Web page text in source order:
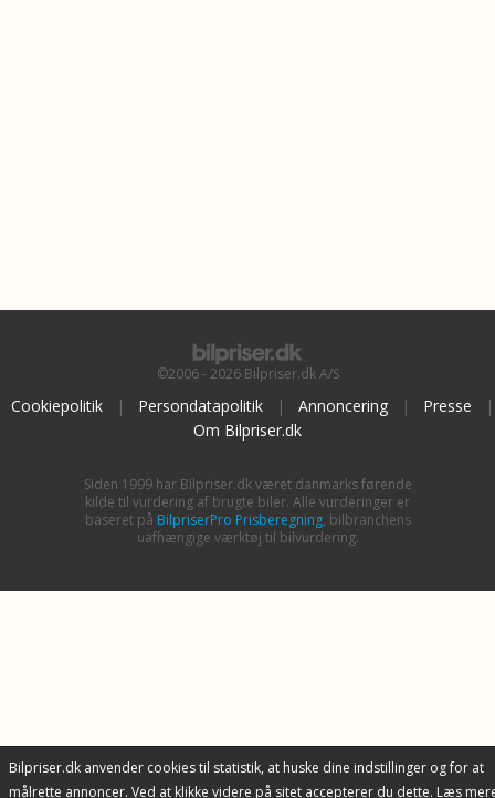
©2006 - 2026 Bilpriser.dk A/S
Cookiepolitik | Persondatapolitik | Annoncering | Presse
|
Om Bilpriser.dk
Siden 1999 har Bilpriser.dk været danmarks førende
kilde til vurdering af brugte biler. Alle vurderinger er
baseret på BilpriserPro Prisberegning, bilbranchens
uafhængige værktøj til bilvurdering.
Bilpriser.dk anvender cookies til statistik, at huske dine indstillinger og for at
målrette annoncer. Ved at klikke videre på sitet accepterer du dette. Læs